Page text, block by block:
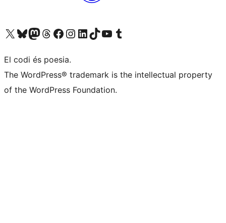
Visiteu el nostre compte X (abans Twitter)
Visiteu el nostre compte de Bluesky
Visiteu el nostre compte al Mastodon
Visiteu el nostre compte de Threads
Visiteu la nostra pàgina al Facebook
Visiteu el nostre compte d'Instagram
Visiteu el nostre compte de LinkedIn
Visiteu el nostre compte de TikTok
Visiteu el nostre canal al YouTube
Visiteu el nostre compte de Tumblr
El codi és poesia.
The WordPress® trademark is the intellectual property
of the WordPress Foundation.